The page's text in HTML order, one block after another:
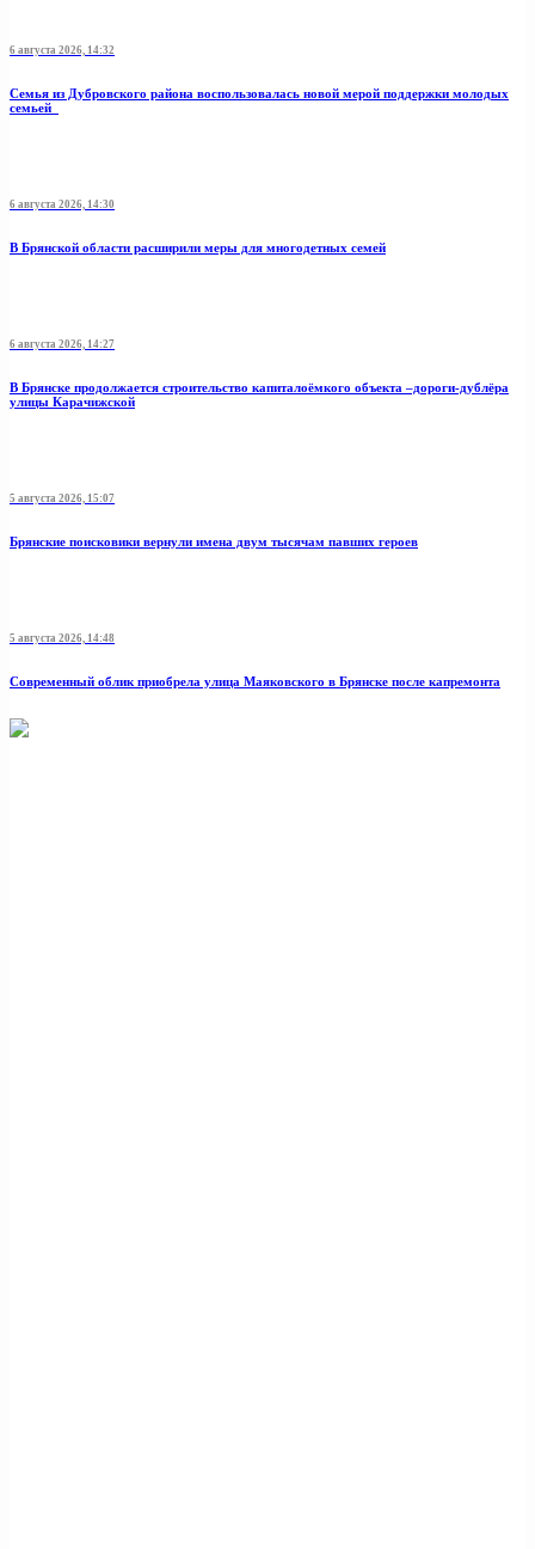
6 августа 2026, 14:32
Семья из Дубровского района воспользовалась новой мерой поддержки молодых
семьей
6 августа 2026, 14:30
В Брянской области расширили меры для многодетных семей
6 августа 2026, 14:27
В Брянске продолжается строительство капиталоёмкого объекта –дороги-дублёра
улицы Карачижской
5 августа 2026, 15:07
Брянские поисковики вернули имена двум тысячам павших героев
5 августа 2026, 14:48
Современный облик приобрела улица Маяковского в Брянске после капремонта